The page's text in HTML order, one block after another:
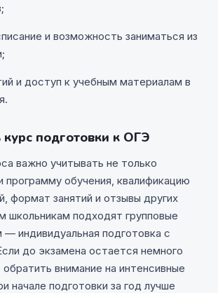
и возможность заниматься из
и доступ к учебным материалам в
подготовки к ОГЭ
важно учитывать не только
программу обучения, квалификацию
формат занятий и отзывы других
школьникам подходят групповые
— индивидуальная подготовка с
до экзамена остается немного
внимание на интенсивные
начале подготовки за год лучше